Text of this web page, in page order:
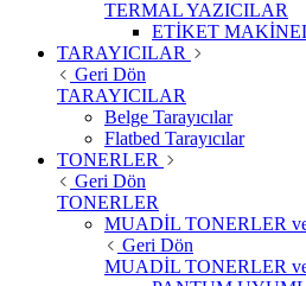
TERMAL YAZICILAR
ETİKET
TARAYICILAR
Geri Dön
TARAYICILAR
Belge Tarayıcılar
Flatbed Tarayıcılar
TONERLER
Geri Dön
TONERLER
MUADİL TONERLER
Geri Dön
MUADİL TONERLER